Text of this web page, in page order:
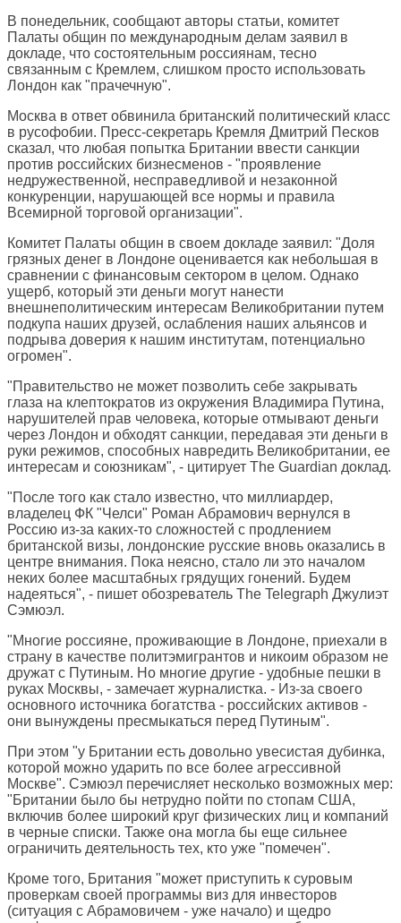
В понедельник, сообщают авторы статьи, комитет
Палаты общин по международным делам заявил в
докладе, что состоятельным россиянам, тесно
связанным с Кремлем, слишком просто использовать
Лондон как "прачечную".
Москва в ответ обвинила британский политический класс
в русофобии. Пресс-секретарь Кремля Дмитрий Песков
сказал, что любая попытка Британии ввести санкции
против российских бизнесменов - "проявление
недружественной, несправедливой и незаконной
конкуренции, нарушающей все нормы и правила
Всемирной торговой организации".
Комитет Палаты общин в своем докладе заявил: "Доля
грязных денег в Лондоне оценивается как небольшая в
сравнении с финансовым сектором в целом. Однако
ущерб, который эти деньги могут нанести
внешнеполитическим интересам Великобритании путем
подкупа наших друзей, ослабления наших альянсов и
подрыва доверия к нашим институтам, потенциально
огромен".
"Правительство не может позволить себе закрывать
глаза на клептократов из окружения Владимира Путина,
нарушителей прав человека, которые отмывают деньги
через Лондон и обходят санкции, передавая эти деньги в
руки режимов, способных навредить Великобритании, ее
интересам и союзникам", - цитирует The Guardian доклад.
"После того как стало известно, что миллиардер,
владелец ФК "Челси" Роман Абрамович вернулся в
Россию из-за каких-то сложностей с продлением
британской визы, лондонские русские вновь оказались в
центре внимания. Пока неясно, стало ли это началом
неких более масштабных грядущих гонений. Будем
надеяться", - пишет обозреватель The Telegraph Джулиэт
Сэмюэл.
"Многие россияне, проживающие в Лондоне, приехали в
страну в качестве политэмигрантов и никоим образом не
дружат с Путиным. Но многие другие - удобные пешки в
руках Москвы, - замечает журналистка. - Из-за своего
основного источника богатства - российских активов -
они вынуждены пресмыкаться перед Путиным".
При этом "у Британии есть довольно увесистая дубинка,
которой можно ударить по все более агрессивной
Москве". Сэмюэл перечисляет несколько возможных мер:
"Британии было бы нетрудно пойти по стопам США,
включив более широкий круг физических лиц и компаний
в черные списки. Также она могла бы еще сильнее
ограничить деятельность тех, кто уже "помечен".
Кроме того, Британия "может приступить к суровым
проверкам своей программы виз для инвесторов
(ситуация с Абрамовичем - уже начало) и щедро